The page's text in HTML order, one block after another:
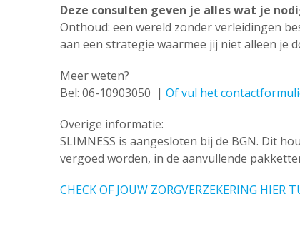
Deze consulten geven je alles wat je
Onthoud: een wereld zonder verleidingen
aan een strategie waarmee jij niet alleen je
Meer weten?
Bel: 06-10903050 | Of vul het
Overige informatie:
SLIMNESS is aangesloten bij de BGN. Dit
vergoed worden, in de aanvullende
CHECK OF JOUW ZORGVERZEKERING HIER